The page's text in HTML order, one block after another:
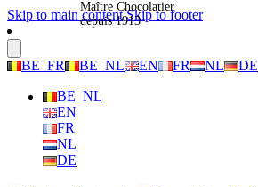
Skip to main content Skip to footer
BE_FR BE_NL EN FR NL
DE
BE_NL
EN
FR
NL
DE
Maître Chocolatier
depuis 1913